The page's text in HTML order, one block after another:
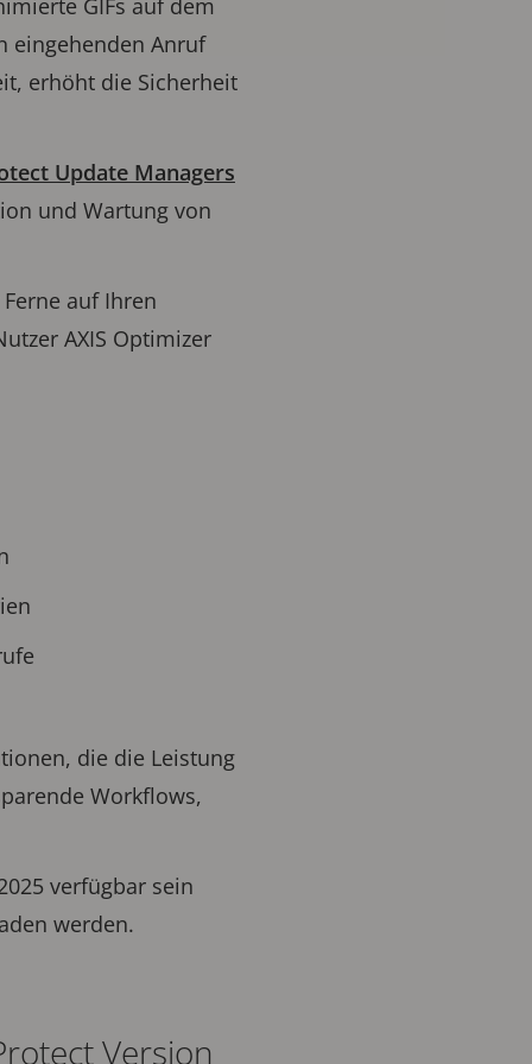
GIFs auf dem
eingehenden Anruf
erhöht die Sicherheit
Update Managers
und Wartung von
auf Ihren
AXIS Optimizer
die die Leistung
Workflows,
verfügbar sein
werden.
Version